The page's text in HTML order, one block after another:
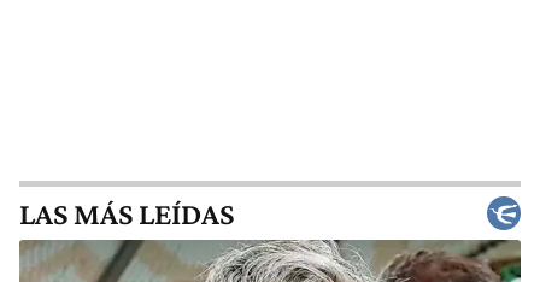
LAS MÁS LEÍDAS